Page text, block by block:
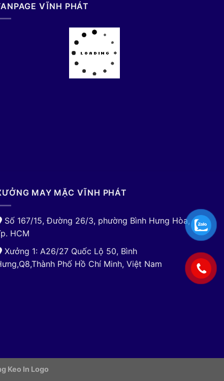
VĨNH PHÁT
MAY MẶC VĨNH PHÁT
Số 167/15, Đường 26/3, phường Bình Hưng Hòa,
HCM
Xưởng 1: A26/27 Quốc Lộ 50, Bình
Phố Hồ Chí Minh, Việt Nam
Keo In Logo